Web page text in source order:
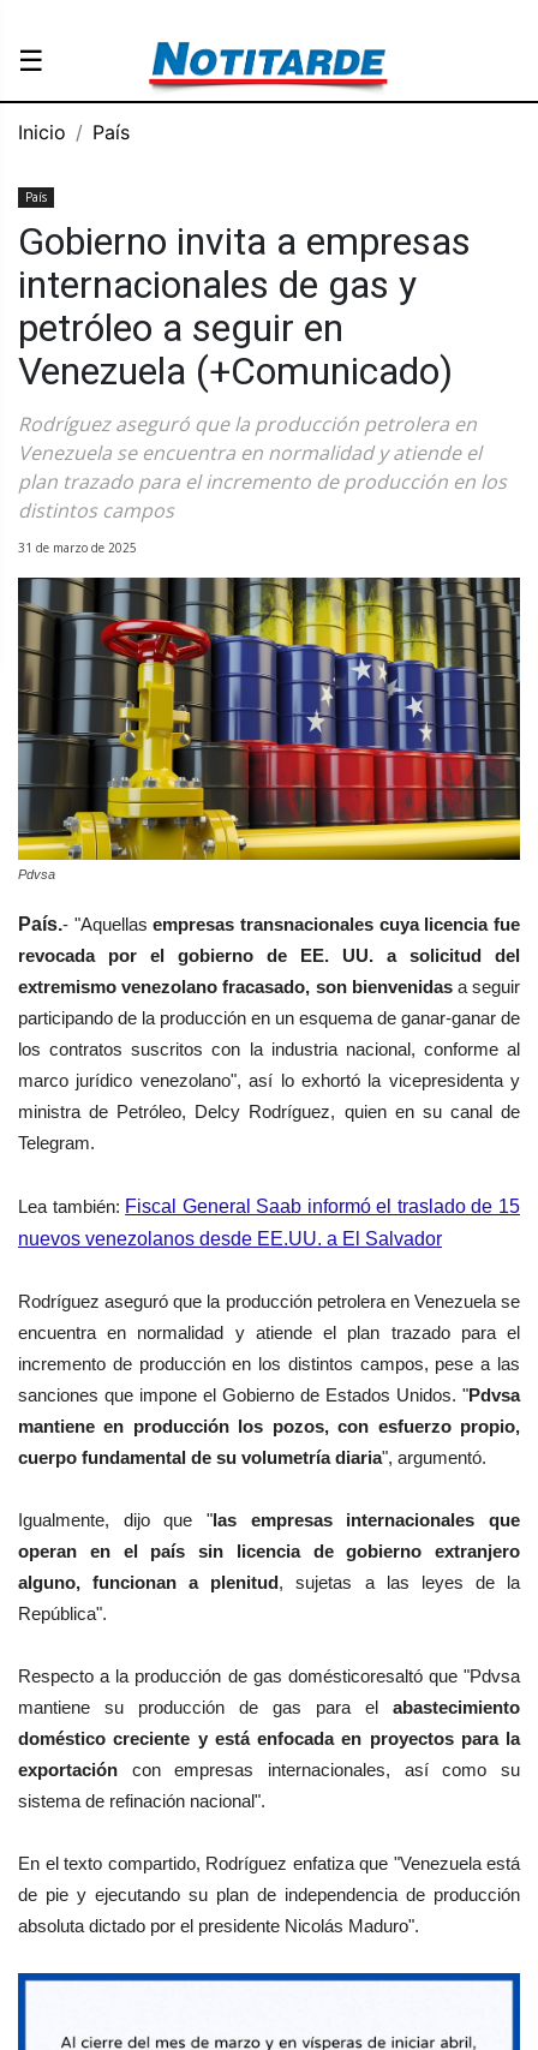
☰
Inicio País
País
Gobierno invita a empresas
internacionales de gas y
petróleo a seguir en
Venezuela (+Comunicado)
Rodríguez aseguró que la producción petrolera en
Venezuela se encuentra en normalidad y atiende el
plan trazado para el incremento de producción en los
distintos campos
31 de marzo de 2025
Pdvsa
País.- "Aquellasempresas transnacionales cuya licencia fue
revocada por el gobierno de EE. UU. a solicitud del
extremismo venezolano fracasado, son bienvenidas a seguir
participando de la producción en un esquema de ganar-ganar de
los contratos suscritos con la industria nacional, conforme al
marco jurídico venezolano", así lo exhortó la vicepresidenta y
ministra de Petróleo, Delcy Rodríguez, quien en su canal de
Telegram.
Lea también: Fiscal General Saab informó el traslado de 15
nuevos venezolanos desde EE.UU. a El Salvador
Rodríguez aseguró que la producción petrolera en Venezuela se
encuentra en normalidad y atiende el plan trazado para el
incremento de producción en los distintos campos, pese a las
sanciones que impone el Gobierno de Estados Unidos. "Pdvsa
mantiene en producción los pozos, con esfuerzo propio,
cuerpo fundamental de su volumetría diaria", argumentó.
Igualmente, dijo que "las empresas internacionales que
operan en el país sin licencia de gobierno extranjero
alguno, funcionan a plenitud, sujetas a las leyes de la
República".
Respecto a la producción de gas domésticoresaltó que "Pdvsa
mantiene su producción de gas para el abastecimiento
doméstico creciente y está enfocada en proyectos para la
exportación con empresas internacionales, así como su
sistema de refinación nacional".
En el texto compartido, Rodríguez enfatiza que "Venezuela está
de pie y ejecutando su plan de independencia de producción
absoluta dictado por el presidente Nicolás Maduro".